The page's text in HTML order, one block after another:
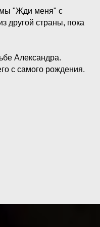
"Жди меня" с
другой страны, пока
Александра.
с самого рождения.